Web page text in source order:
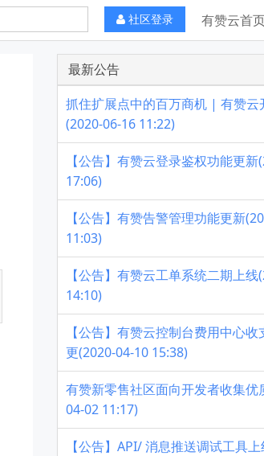
有赞云首
社区登录
最新公告
抓住扩展点中的百万商机 | 有赞云
(2020-06-16 11:22)
【公告】有赞云登录鉴权功能更
17:06)
【公告】有赞告警管理功能更新
11:03)
【公告】有赞云工单系统二期上
14:10)
【公告】有赞云控制台费用中心
更(2020-04-10 15:38)
有赞新零售社区面向开发者收集优
04-02 11:17)
【公告】API/ 消息推送调试工具